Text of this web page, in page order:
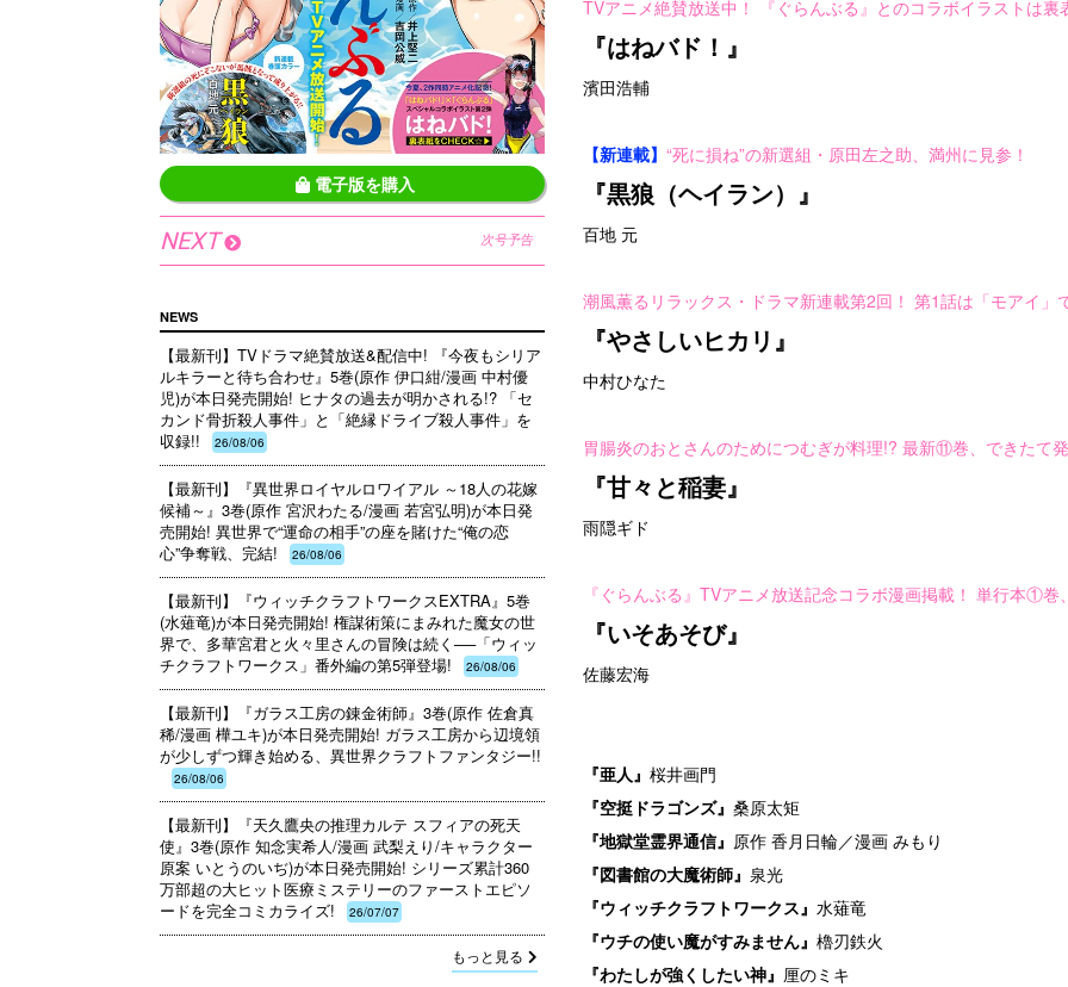
電子版を購入
NEXT 次号予告
NEWS
【最新刊】TVドラマ絶賛放送&配信中! 『今夜もシリア
ルキラーと待ち合わせ』5巻(原作 伊口紺/漫画 中村優
児)が本日発売開始! ヒナタの過去が明かされる!? 「セ
カンド骨折殺人事件」と「絶縁ドライブ殺人事件」を
収録!!
26/08/06
【最新刊】『異世界ロイヤルロワイアル ～18人の花嫁
候補～』3巻(原作 宮沢わたる/漫画 若宮弘明)が本日発
売開始! 異世界で“運命の相手”の座を賭けた“俺の恋
心”争奪戦、完結!
26/08/06
【最新刊】『ウィッチクラフトワークスEXTRA』5巻
(水薙竜)が本日発売開始! 権謀術策にまみれた魔女の世
界で、多華宮君と火々里さんの冒険は続く──「ウィッ
チクラフトワークス」番外編の第5弾登場!
26/08/06
【最新刊】『ガラス工房の錬金術師』3巻(原作 佐倉真
稀/漫画 樺ユキ)が本日発売開始! ガラス工房から辺境領
が少しずつ輝き始める、異世界クラフトファンタジー!!
26/08/06
【最新刊】『天久鷹央の推理カルテ スフィアの死天
使』3巻(原作 知念実希人/漫画 武梨えり/キャラクター
原案 いとうのいぢ)が本日発売開始! シリーズ累計360
万部超の大ヒット医療ミステリーのファーストエピソ
ードを完全コミカライズ!
26/07/07
もっと見る
TVアニメ絶賛放送中！ 『ぐらんぶる』とのコラボイラストは裏
『はねバド！』
濱田浩輔
【新連載】“死に損ね”の新選組・原田左之助、満州に見参！
『黒狼（ヘイラン）』
百地 元
潮風薫るリラックス・ドラマ新連載第2回！ 第1話は「モアイ」
『やさしいヒカリ』
中村ひなた
胃腸炎のおとさんのためにつむぎが料理!? 最新⑪巻、できたて発
『甘々と稲妻』
雨隠ギド
『ぐらんぶる』TVアニメ放送記念コラボ漫画掲載！ 単行本①巻
『いそあそび』
佐藤宏海
『亜人』桜井画門
『空挺ドラゴンズ』桑原太矩
『地獄堂霊界通信』 原作 香月日輪／漫画 みもり
『図書館の大魔術師』 泉光
『ウィッチクラフトワークス』水薙竜
『ウチの使い魔がすみません』櫓刃鉄火
『わたしが強くしたい神』 厘のミキ